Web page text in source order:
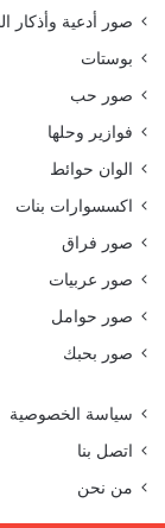
صور أدعية وأذكار
بوستات
صور حب
فوازير وحلها
الوان حوائط
اكسسوارات بنات
صور فراق
صور عربيات
صور حوامل
صور بحبك
سياسة الخصوصية
اتصل بنا
من نحن